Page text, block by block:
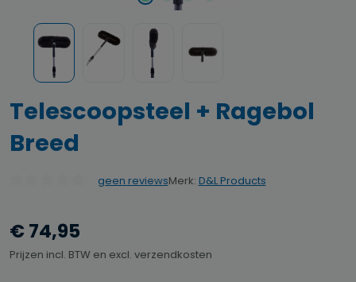
Telescoopsteel + Ragebol
Breed
geen reviewsMerk: D&L Products
€ 74,95
Prijzen incl. BTW en excl. verzendkosten